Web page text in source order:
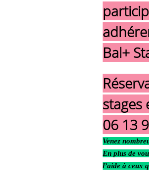
Bal+
stages
06 13
Venez
En plus de
l’aide à ceux